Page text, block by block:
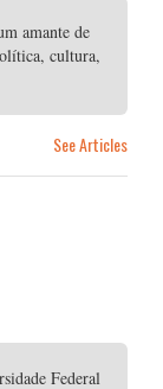
amante de
cultura,
See Articles
Federal